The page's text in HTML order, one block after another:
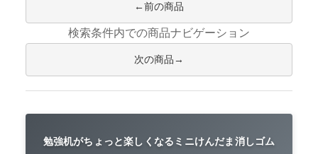
前の商品
検索条件内での商品ナビゲーション
次の商品
勉強机がちょっと楽しくなるミニけんだま消しゴム